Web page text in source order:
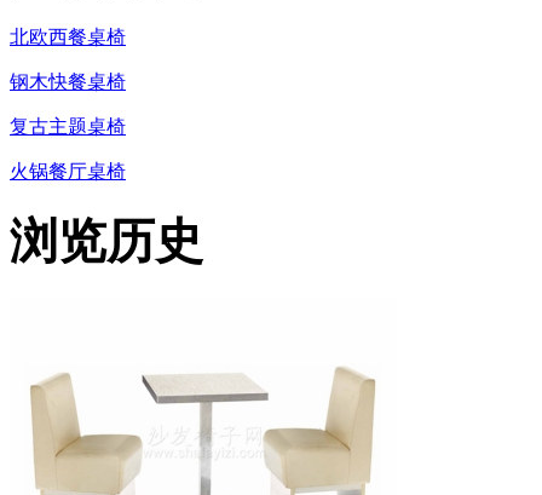
北欧西餐桌椅
钢木快餐桌椅
复古主题桌椅
火锅餐厅桌椅
浏览历史